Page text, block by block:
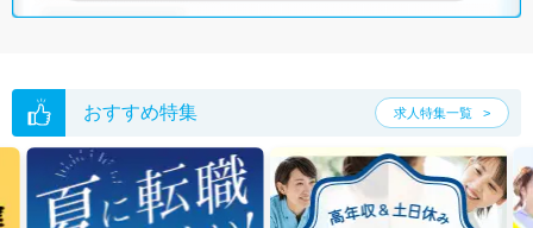
おすすめ特集 求人特集一覧